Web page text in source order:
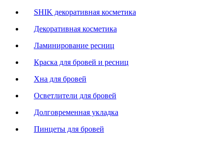
SHIK декоративная косметика
Декоративная косметика
Ламинирование ресниц
Краска для бровей и ресниц
Хна для бровей
Осветлители для бровей
Долговременная укладка
Пинцеты для бровей